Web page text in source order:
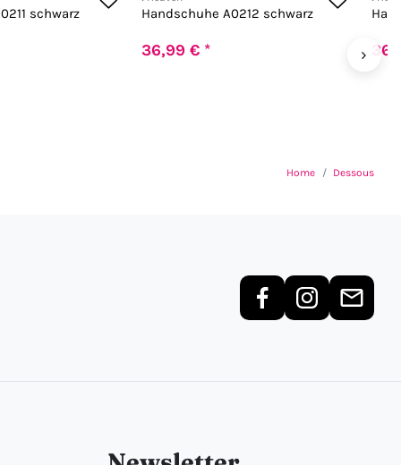
schwarz Handschuhe A0212 schwarz
36,99 € * ›
Home Dessous